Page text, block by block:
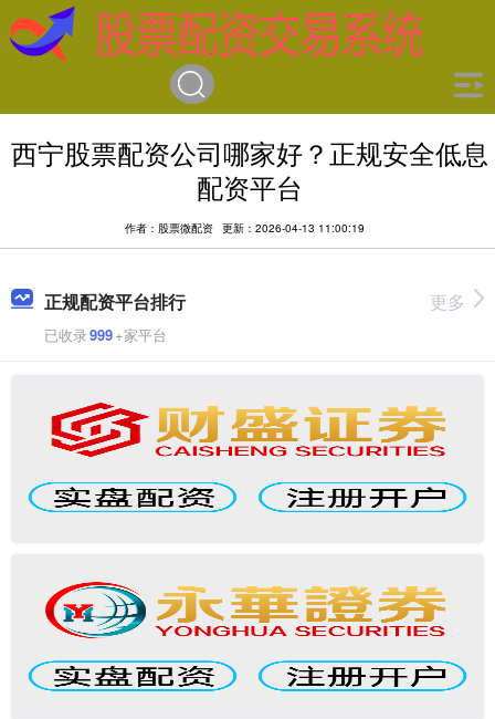
西宁股票配资公司哪家好？正规安全低息
配资平台
作者：股票微配资 更新：2026-04-13 11:00:19
正规配资平台排行
已收录999+家平台
更多